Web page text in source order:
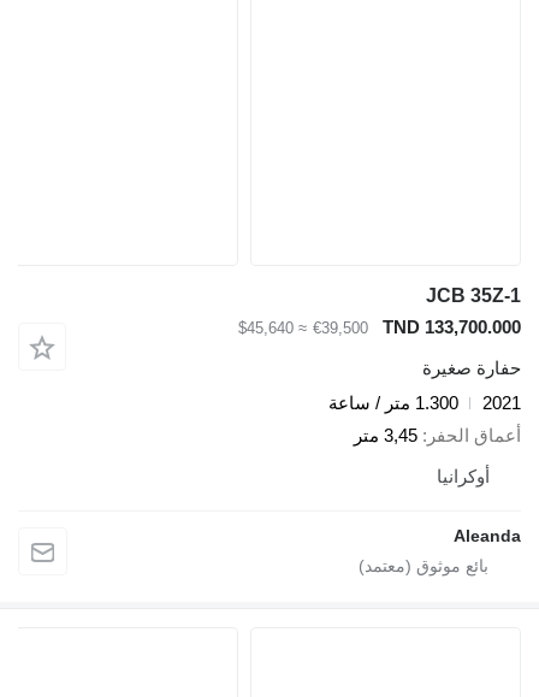
JCB 35Z-
TND
€39,500
≈ $45,640
صغيرة
1.300 متر / ساعة
الحفر 3,45 متر
أوكرانيا